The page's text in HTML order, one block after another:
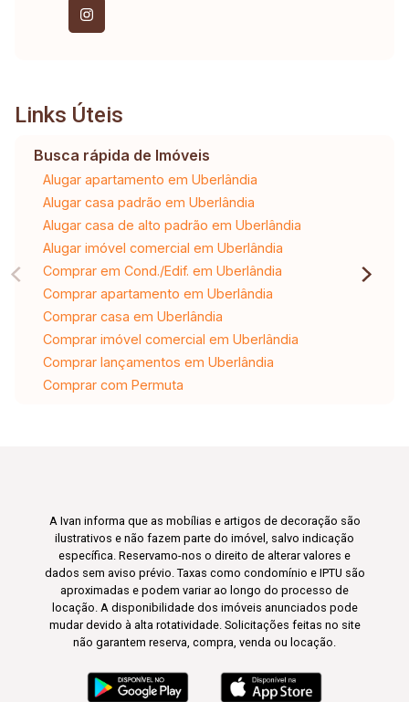
Links Úteis
Busca rápida de Imóveis
Alugar apartamento em Uberlândia
Alugar casa padrão em Uberlândia
Alugar casa de alto padrão em Uberlândia
Alugar imóvel comercial em Uberlândia
Comprar em Cond./Edif. em Uberlândia
Comprar apartamento em Uberlândia
Comprar casa em Uberlândia
Comprar imóvel comercial em Uberlândia
Comprar lançamentos em Uberlândia
Comprar com Permuta
A Ivan informa que as mobílias e artigos de decoração são
ilustrativos e não fazem parte do imóvel, salvo indicação
específica. Reservamo-nos o direito de alterar valores e
dados sem aviso prévio. Taxas como condomínio e IPTU são
aproximadas e podem variar ao longo do processo de
locação. A disponibilidade dos imóveis anunciados pode
mudar devido à alta rotatividade. Solicitações feitas no site
não garantem reserva, compra, venda ou locação.